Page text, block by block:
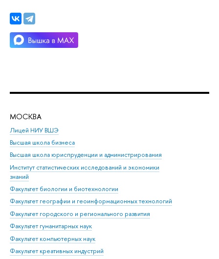
МОСКВА
Лицей НИУ ВШЭ
Высшая школа бизнеса
Высшая школа юриспруденции и администрирования
Институт статистических исследований и экономики
знаний
Факультет биологии и биотехнологии
Факультет географии и геоинформационных технологий
Факультет городского и регионального развития
Факультет гуманитарных наук
Факультет компьютерных наук
Факультет креативных индустрий